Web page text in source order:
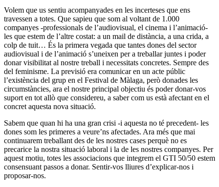
Volem que us sentiu acompanyades en les incerteses que ens
travessen a totes. Que sapieu que som al voltant de 1.000
companyes -professionals de l’audiovisual, el cinema i l’animació-
les que estem de l’altre costat: a un mail de distància, a una crida, a
colp de tuit… És la primera vegada que tantes dones del sector
audiovisual i de l’animació s’uneixen per a treballar juntes i poder
donar visibilitat al nostre treball i necessitats concretes. Sempre des
del feminisme. La previsió era comunicar en un acte públic
l’existència del grup en el Festival de Màlaga, però donades les
circumstàncies, ara el nostre principal objectiu és poder donar-vos
suport en tot allò que considereu, a saber com us està afectant en el
concret aquesta nova situació.
Sabem que quan hi ha una gran crisi -i aquesta no té precedent- les
dones som les primeres a veure’ns afectades. Ara més que mai
continuarem treballant des de les nostres cases perquè no es
precarice la nostra situació laboral i la de les nostres companyes. Per
aquest motiu, totes les associacions que integrem el GTI 50/50 estem
consensuant passos a donar. Sentir-vos lliures d’explicar-nos i
proposar-nos.